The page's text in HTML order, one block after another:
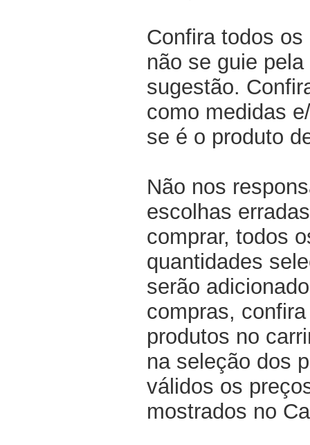
Confira todos
não se guie
sugestão.
como medidas
se é o produto
Não nos
escolhas
comprar, todos
quantidades
serão
compras,
produtos no
na seleção dos
válidos os
mostrados no